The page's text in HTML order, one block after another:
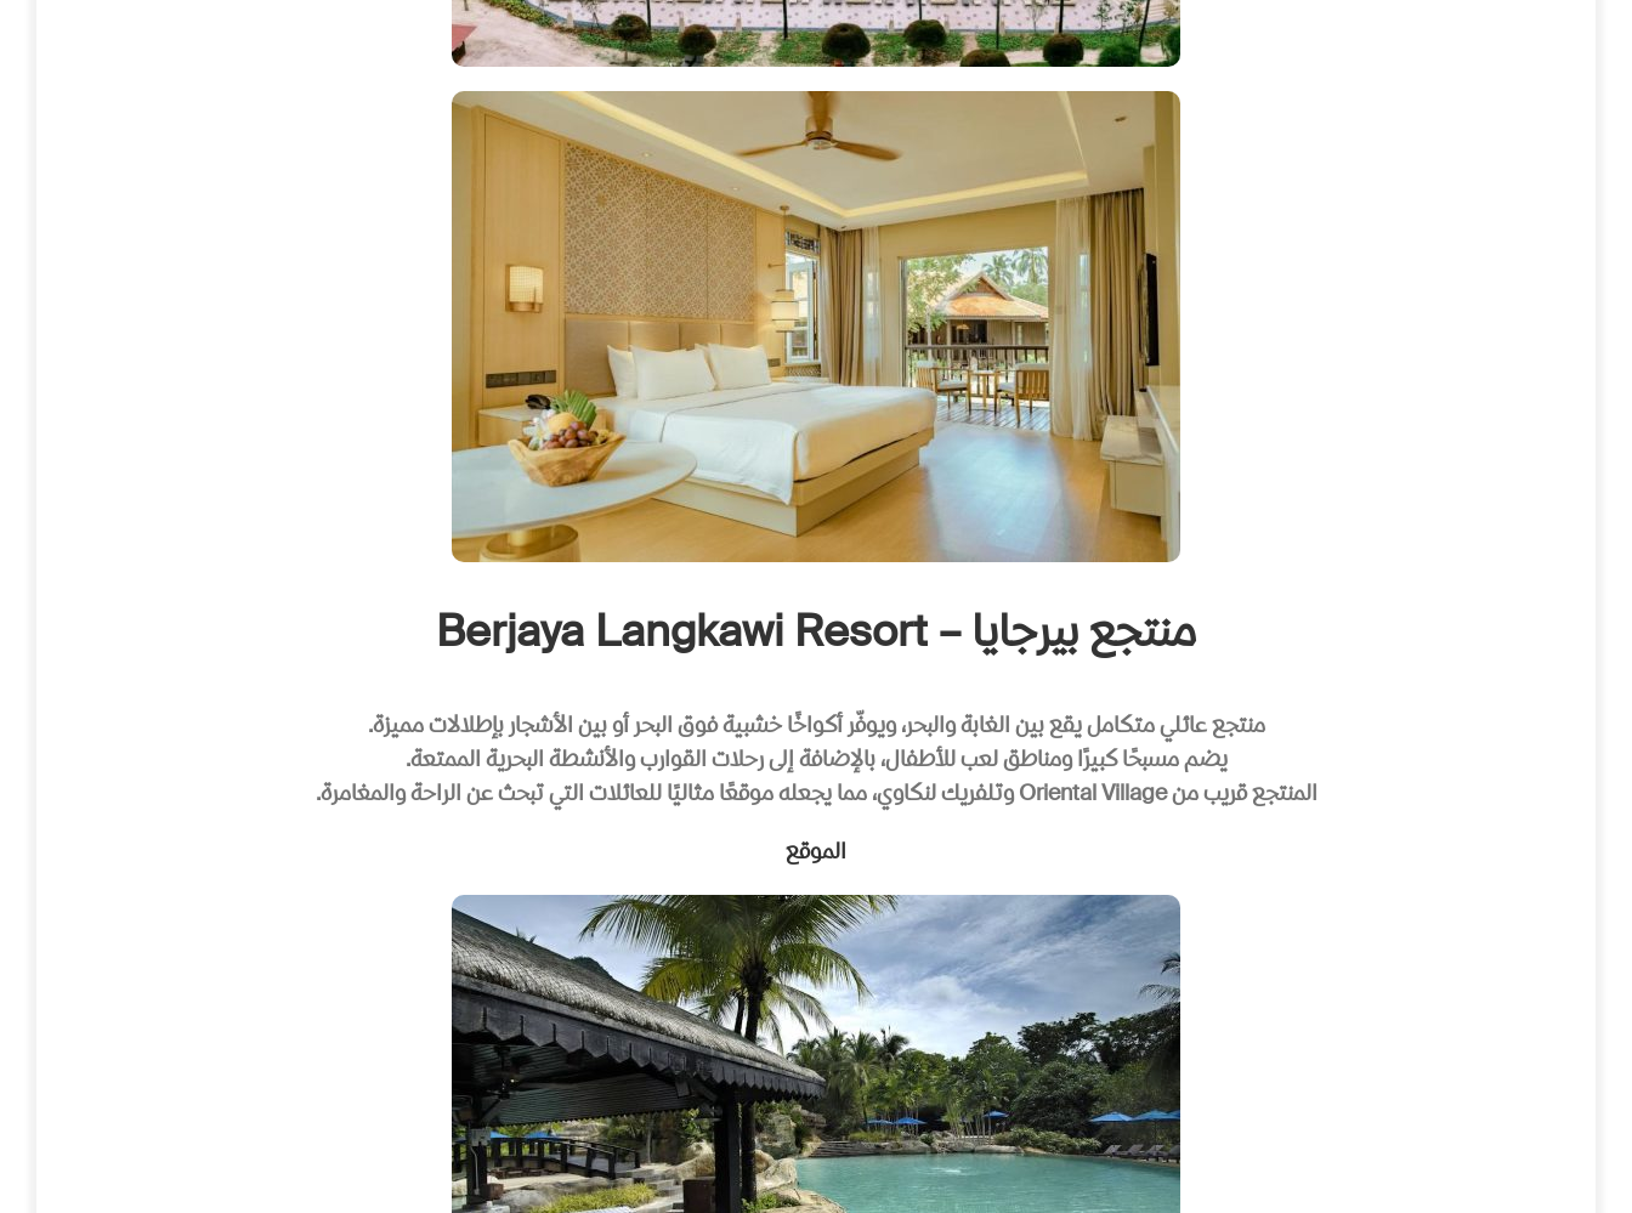
منتجع بيرجايا – Berjaya Langkawi Resort
منتجع عائلي متكامل يقع بين الغابة والبحر، ويوفّر أكواخًا خشبية فوق البحر أو بين الأشجار بإطلالات مميزة.
يضم مسبحًا كبيرًا ومناطق لعب للأطفال، بالإضافة إلى رحلات القوارب والأنشطة البحرية الممتعة.
المنتجع قريب من Oriental Village وتلفريك لنكاوي، مما يجعله موقعًا مثاليًا للعائلات التي تبحث عن الراحة والمغامرة.
الموقع